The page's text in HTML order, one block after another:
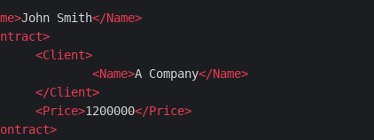
>John Smith</Name>
>
<Client>
<Name>A Company</Name>
</Client>
<Price>1200000</Price>
>